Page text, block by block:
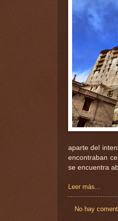
aparte del
encontraban
se encuentra
Leer más...
No hay